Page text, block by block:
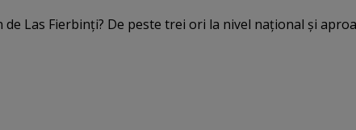
de Las Fierbinţi? De peste trei ori la nivel naţional şi